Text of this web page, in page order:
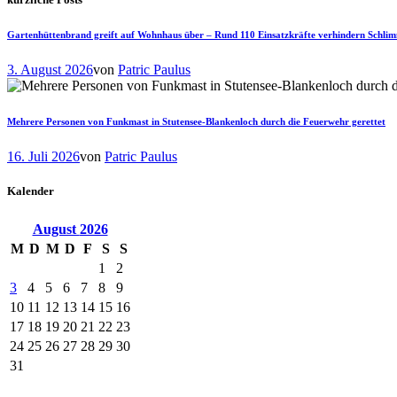
Gartenhüttenbrand greift auf Wohnhaus über – Rund 110 Einsatzkräfte verhindern
3. August 2026von Patric Paulus
Mehrere Personen von Funkmast in Stutensee-Blankenloch durch die Feuerwehr gerettet
16. Juli 2026von Patric Paulus
Kalender
August 2026
M D M D F S
S
1
2
3
4 5 6 7 8
9
10 11 12 13 14 15 16
17 18 19 20 21 22 23
24 25 26 27 28 29 30
31